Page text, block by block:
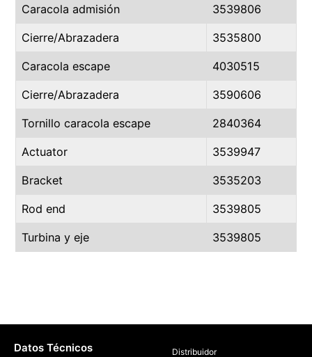
Caracola admisión 3539806
Cierre/Abrazadera 3535800
Caracola escape 4030515
Cierre/Abrazadera 3590606
Tornillo caracola escape 2840364
Actuator 3539947
Bracket 3535203
Rod end 3539805
Turbina y eje 3539805
Distribuidor
Datos Técnicos